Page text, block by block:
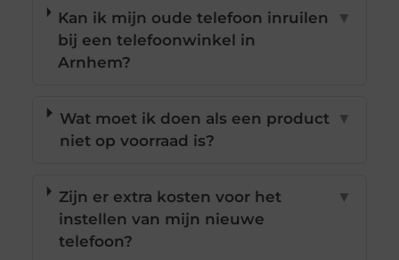
Kan ik mijn oude telefoon inruilen
bij een telefoonwinkel in
Arnhem?
▼
Wat moet ik doen als een product
niet op voorraad is?
▼
Zijn er extra kosten voor het
instellen van mijn nieuwe
telefoon?
▼